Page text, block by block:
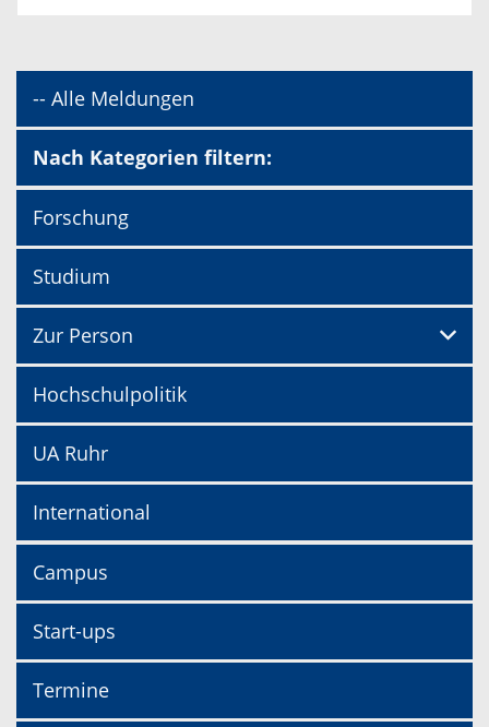
-- Alle Meldungen
Nach Kategorien filtern:
Forschung
Studium
Zur Person
Hochschulpolitik
UA Ruhr
International
Campus
Start-ups
Termine